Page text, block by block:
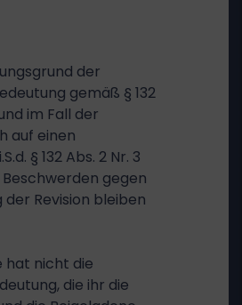
der
gemäß § 132
im Fall der
auf einen
§ 132 Abs. 2 Nr. 3
gegen
der Revision bleiben
hat nicht die
die ihr die